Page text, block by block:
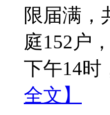
限届满，
庭152户
下午14时
全文】